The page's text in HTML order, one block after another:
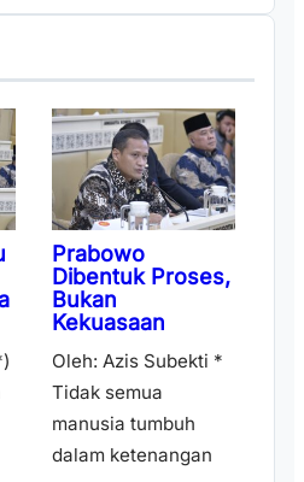
Prabowo
Dibentuk Proses,
Bukan
Kekuasaan
Oleh: Azis Subekti *
Tidak semua
manusia tumbuh
dalam ketenangan